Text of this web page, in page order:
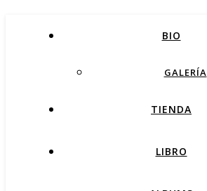
BIO
GALERÍA
TIENDA
LIBRO